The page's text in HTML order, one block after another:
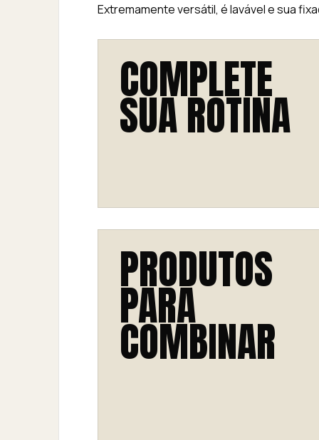
Extremamente versátil, é lavável e sua
COMPLETE
SUA ROTINA
PRODUTOS
PARA
COMBINAR